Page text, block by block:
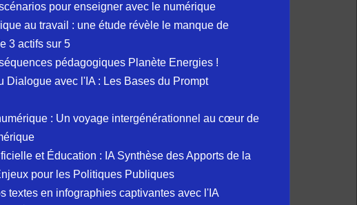
pour enseigner avec le numérique
au travail : une étude révèle le manque de
3 actifs sur 5
pédagogiques Planète Energies !
Dialogue avec l'IA : Les Bases du Prompt
: Un voyage intergénérationnel au cœur de
et Éducation : IA Synthèse des Apports de la
pour les Politiques Publiques
textes en infographies captivantes avec l'IA